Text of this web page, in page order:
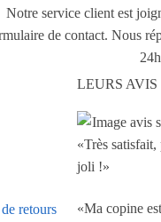
Notre service client est
de contact. Nous
retours
LEURS AVIS
«Très
joli !»
«Ma copine